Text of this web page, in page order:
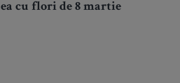
ea cu flori de 8 martie